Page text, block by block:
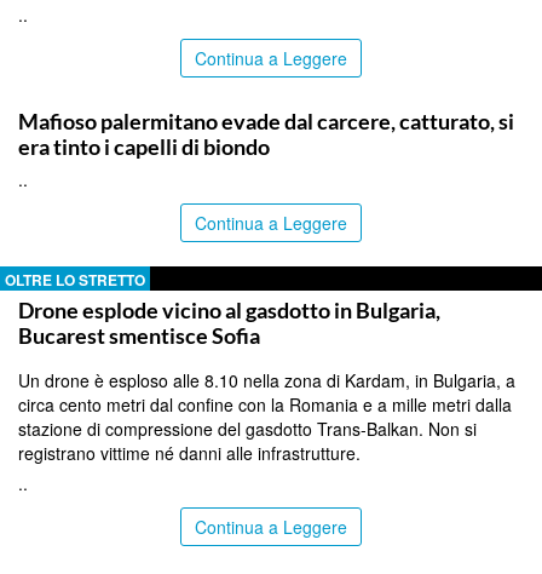
..
Continua a Leggere
Mafioso palermitano evade dal carcere, catturato, si
era tinto i capelli di biondo
..
Continua a Leggere
OLTRE LO STRETTO
Drone esplode vicino al gasdotto in Bulgaria,
Bucarest smentisce Sofia
Un drone è esploso alle 8.10 nella zona di Kardam, in Bulgaria, a
circa cento metri dal confine con la Romania e a mille metri dalla
stazione di compressione del gasdotto Trans-Balkan. Non si
registrano vittime né danni alle infrastrutture.
..
Continua a Leggere